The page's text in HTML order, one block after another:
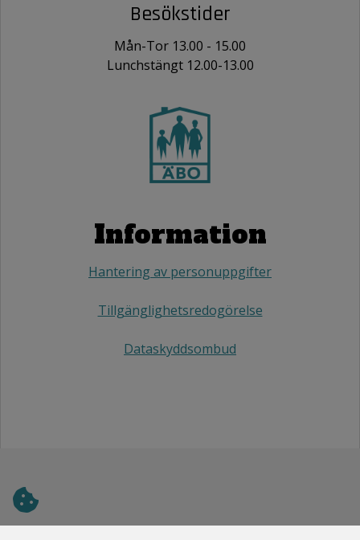
Besökstider
Mån-Tor 13.00 - 15.00
Lunchstängt 12.00-13.00
Information
Hantering av personuppgifter
Tillgänglighetsredogörelse
Dataskyddsombud